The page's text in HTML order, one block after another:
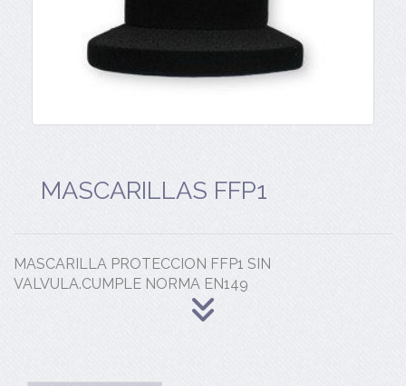
MASCARILLAS FFP1
MASCARILLA PROTECCION FFP1 SIN
VALVULA.CUMPLE NORMA EN149